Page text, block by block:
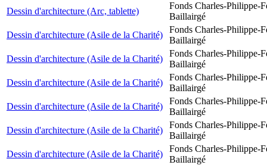
Dessin d'architecture (Arc, tablette)
Fonds Charles-Philippe-
Baillairgé
Dessin d'architecture (Asile de la Charité)
Fonds Charles-Philippe-
Baillairgé
Dessin d'architecture (Asile de la Charité)
Fonds Charles-Philippe-
Baillairgé
Dessin d'architecture (Asile de la Charité)
Fonds Charles-Philippe-
Baillairgé
Dessin d'architecture (Asile de la Charité)
Fonds Charles-Philippe-
Baillairgé
Dessin d'architecture (Asile de la Charité)
Fonds Charles-Philippe-
Baillairgé
Dessin d'architecture (Asile de la Charité)
Fonds Charles-Philippe-
Baillairgé